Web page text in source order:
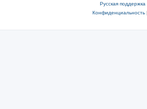
Русская поддержка
Конфиденциальность|